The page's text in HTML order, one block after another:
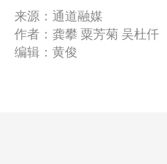
来源：通道融媒
作者：龚攀 粟芳菊 吴杜仟
编辑：黄俊